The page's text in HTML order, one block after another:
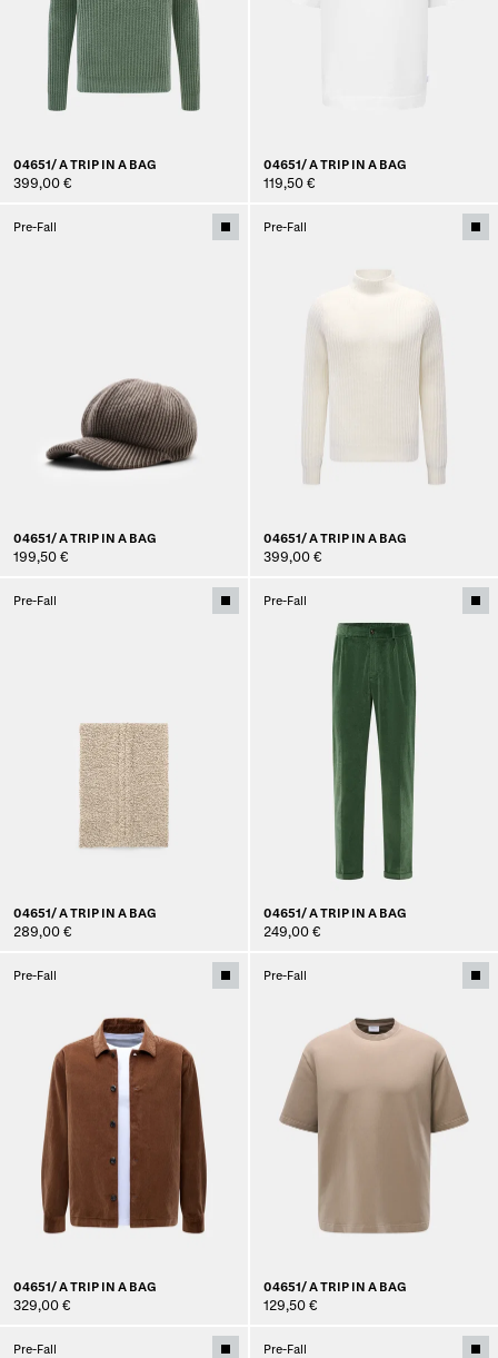
04651/ A TRIP IN A BAG
399,00 €
04651/ A TRIP IN A BAG
119,50 €
Pre-Fall
04651/ A TRIP IN A BAG
199,50 €
Pre-Fall
04651/ A TRIP IN A BAG
399,00 €
Pre-Fall
04651/ A TRIP IN A BAG
289,00 €
Pre-Fall
04651/ A TRIP IN A BAG
249,00 €
Pre-Fall
04651/ A TRIP IN A BAG
329,00 €
Pre-Fall
04651/ A TRIP IN A BAG
129,50 €
Pre-Fall Pre-Fall